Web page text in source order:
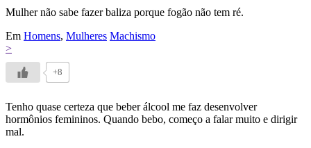
Mulher não sabe fazer baliza porque fogão não tem ré.
Em Homens, Mulheres Machismo
>
+8
Tenho quase certeza que beber álcool me faz desenvolver
hormônios femininos. Quando bebo, começo a falar muito e dirigir
mal.